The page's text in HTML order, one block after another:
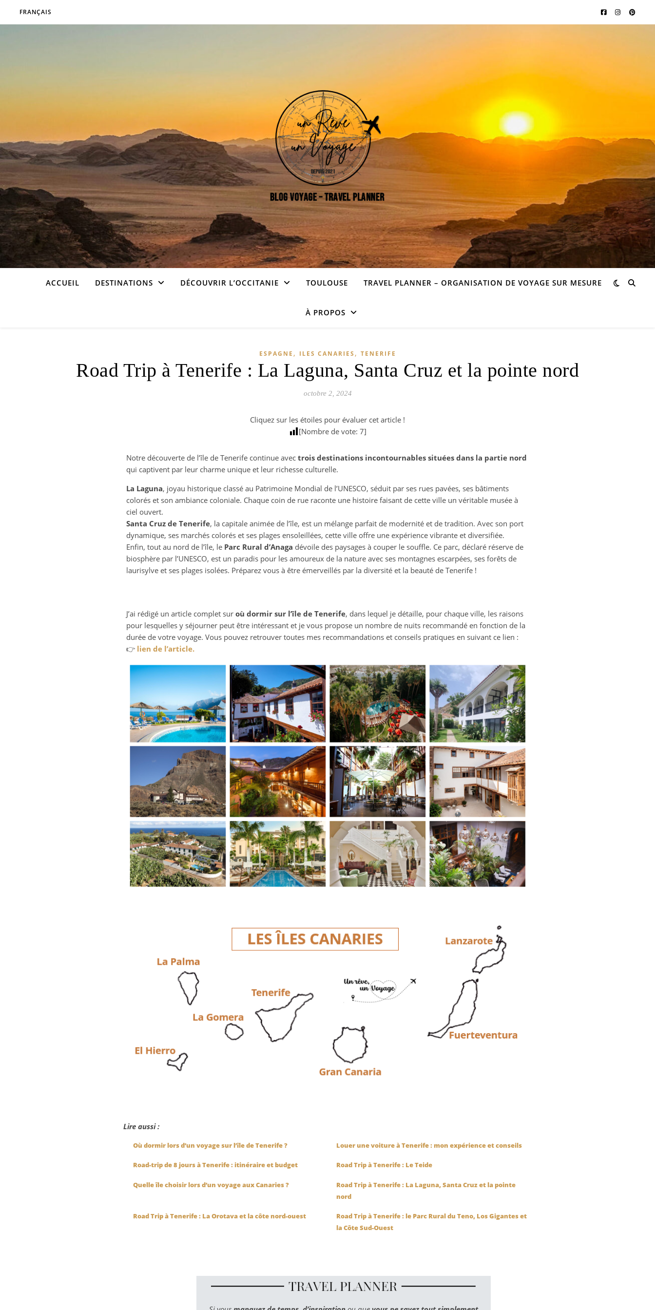
FRANÇAIS
ACCUEIL DESTINATIONS DÉCOUVRIR L’OCCITANIE TOULOUSE TRAVEL PLANNER – ORGANISATION DE VOYAGE SUR MESURE
À PROPOS
ESPAGNE , ILES CANARIES , TENERIFE
Road Trip à Tenerife : La Laguna, Santa Cruz et la pointe nord
octobre 2, 2024
Cliquez sur les étoiles pour évaluer cet article !
[Nombre de vote: 7]
Notre découverte de l’île de Tenerife continue avectrois destinations incontournables situées dans la partie nord
qui captivent par leur charme unique et leur richesse culturelle.
La Laguna, joyau historique classé au Patrimoine Mondial de l’UNESCO, séduit par ses rues pavées, ses bâtiments
colorés et son ambiance coloniale. Chaque coin de rue raconte une histoire faisant de cette ville un véritable musée à
ciel ouvert.
Santa Cruz de Tenerife, la capitale animée de l’île, est un mélange parfait de modernité et de tradition. Avec son port
dynamique, ses marchés colorés et ses plages ensoleillées, cette ville offre une expérience vibrante et diversifiée.
Enfin, tout au nord de l’île, le Parc Rural d’Anaga dévoile des paysages à couper le souffle. Ce parc, déclaré réserve de
biosphère par l’UNESCO, est un paradis pour les amoureux de la nature avec ses montagnes escarpées, ses forêts de
laurisylve et ses plages isolées. Préparez vous à être émerveillés par la diversité et la beauté de Tenerife !
J’ai rédigé un article complet sur où dormir sur l’île de Tenerife, dans lequel je détaille, pour chaque ville, les raisons
pour lesquelles y séjourner peut être intéressant et je vous propose un nombre de nuits recommandé en fonction de la
durée de votre voyage. Vous pouvez retrouver toutes mes recommandations et conseils pratiques en suivant ce lien :
👉 lien de l’article.
Lire aussi :
Où dormir lors d’un voyage sur l’île de Tenerife ? Louer une voiture à Tenerife : mon expérience et conseils
Road-trip de 8 jours à Tenerife : itinéraire et budget Road Trip à Tenerife : Le Teide
Quelle île choisir lors d’un voyage aux Canaries ?
Road Trip à Tenerife : La Laguna, Santa Cruz et la pointe
nord
Road Trip à Tenerife : La Orotava et la côte nord-ouest
Road Trip à Tenerife : le Parc Rural du Teno, Los Gigantes et
la Côte Sud-Ouest